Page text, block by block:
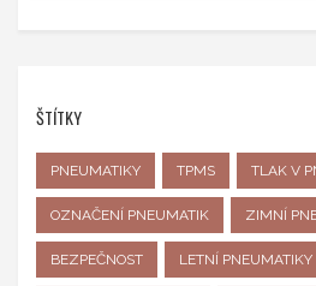
ŠTÍTKY
PNEUMATIKY TPMS TLAK V
OZNAČENÍ PNEUMATIK ZIMNÍ
BEZPEČNOST LETNÍ PNEUMATIKY